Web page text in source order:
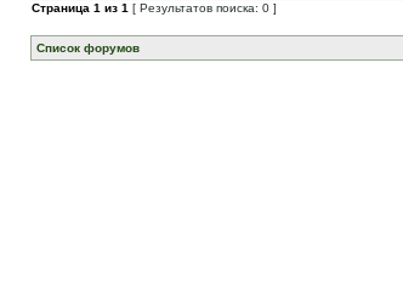
Страница 1 из 1 [ Результатов поиска: 0 ]
Список форумов